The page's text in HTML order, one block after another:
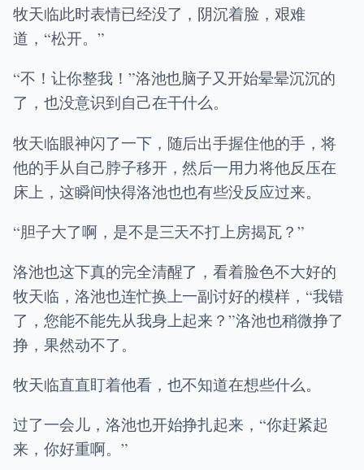
牧天临此时表情已经没了，阴沉着脸，艰难
道，“松开。”
“不！让你整我！”洛池也脑子又开始晕晕沉沉的
了，也没意识到自己在干什么。
牧天临眼神闪了一下，随后出手握住他的手，将
他的手从自己脖子移开，然后一用力将他反压在
床上，这瞬间快得洛池也也有些没反应过来。
“胆子大了啊，是不是三天不打上房揭瓦？”
洛池也这下真的完全清醒了，看着脸色不大好的
牧天临，洛池也连忙换上一副讨好的模样，“我错
了，您能不能先从我身上起来？”洛池也稍微挣了
挣，果然动不了。
牧天临直直盯着他看，也不知道在想些什么。
过了一会儿，洛池也开始挣扎起来，“你赶紧起
来，你好重啊。”